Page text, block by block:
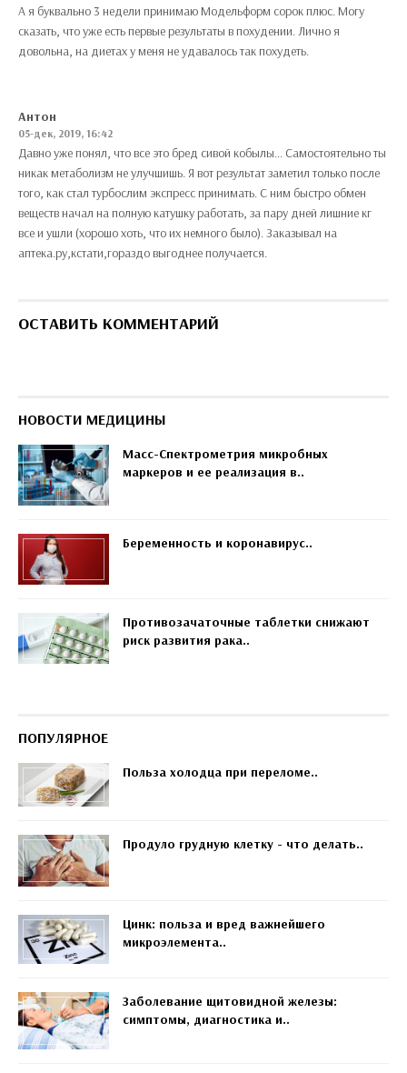
А я буквально 3 недели принимаю Модельформ сорок плюс. Могу
сказать, что уже есть первые результаты в похудении. Лично я
довольна, на диетах у меня не удавалось так похудеть.
Антон
05-дек, 2019, 16:42
Давно уже понял, что все это бред сивой кобылы... Самостоятельно ты
никак метаболизм не улучшишь. Я вот результат заметил только после
того, как стал турбослим экспресс принимать. С ним быстро обмен
веществ начал на полную катушку работать, за пару дней лишние кг
все и ушли (хорошо хоть, что их немного было). Заказывал на
аптека.ру,кстати,гораздо выгоднее получается.
ОСТАВИТЬ КОММЕНТАРИЙ
НОВОСТИ МЕДИЦИНЫ
Масс-Спектрометрия микробных
маркеров и ее реализация в..
Беременность и коронавирус..
Противозачаточные таблетки снижают
риск развития рака..
ПОПУЛЯРНОЕ
Польза холодца при переломе..
Продуло грудную клетку - что делать..
Цинк: польза и вред важнейшего
микроэлемента..
Заболевание щитовидной железы:
симптомы, диагностика и..